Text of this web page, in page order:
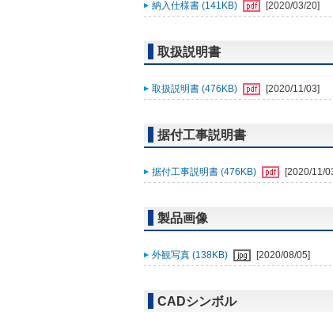
納入仕様書 (141KB) [2020/03/20]
取扱説明書
取扱説明書 (476KB) [2020/11/03]
据付工事説明書
据付工事説明書 (476KB) [2020/11/
製品画像
外観写真 (138KB) [2020/08/05]
CADシンボル